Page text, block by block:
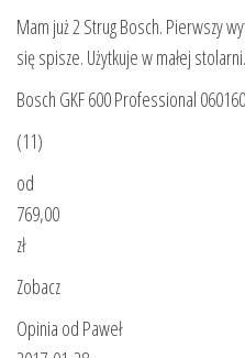
Mam już 2 Strug Bosch. Pierwszy
się spisze. Użytkuje w małej
Bosch GKF 600 Professional
(11)
od
769,00
zł
Zobacz
Opinia od Paweł